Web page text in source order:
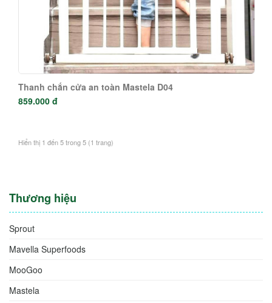
Thanh chắn cửa an toàn Mastela D04
859.000 đ
Hiển thị 1 đến 5 trong 5 (1 trang)
Thương hiệu
Sprout
Mavella Superfoods
MooGoo
Mastela